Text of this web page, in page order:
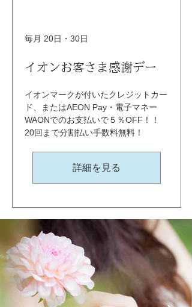
毎月 20日・30日
イオンお客さま感謝デー
イオンマークが付いたクレジットカー
ド、またはAEON Pay・電子マネー
WAONでのお支払いで５％OFF！！
20回まで分割払い手数料無料！
詳細を見る